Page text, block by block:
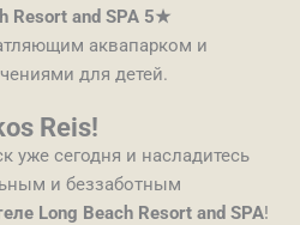
Resort and SPA 5★
аквапарком и
для детей.
Reis!
уже сегодня и насладитесь
и беззаботным
Long Beach Resort and SPA!